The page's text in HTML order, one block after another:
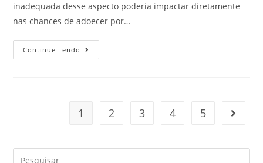
inadequada desse aspecto poderia impactar diretamente
nas chances de adoecer por…
Continue Lendo
1 2 3 4 5